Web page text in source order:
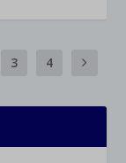
3 4